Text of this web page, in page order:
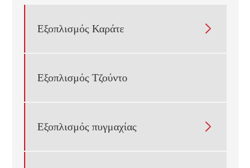
Εξοπλισμός Καράτε 
Εξοπλισμός Τζούντο
Εξοπλισμός πυγμαχίας 